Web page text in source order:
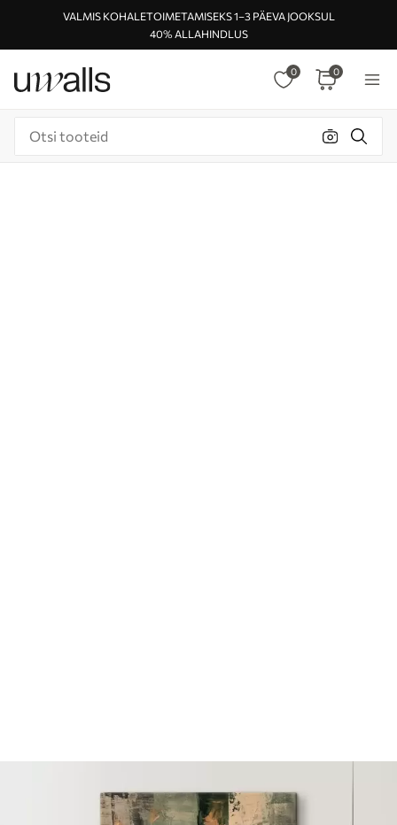
VALMIS KOHALETOIMETAMISEKS 1–3 PÄEVA JOOKSUL
40% ALLAHINDLUS
0 0